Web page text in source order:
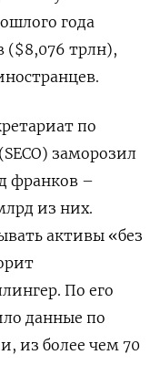
года
($8,076 трлн),
по
заморозил
франков –
из них.
активы «без
По его
данные по
из более чем 70